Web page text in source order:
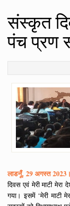
संस्कृत
पंच प्रण
लाडनूँ, 29 अगस्त 2023।
दिवस एवं मेरी माटी
गया। इसमें ‘मेरी माटी